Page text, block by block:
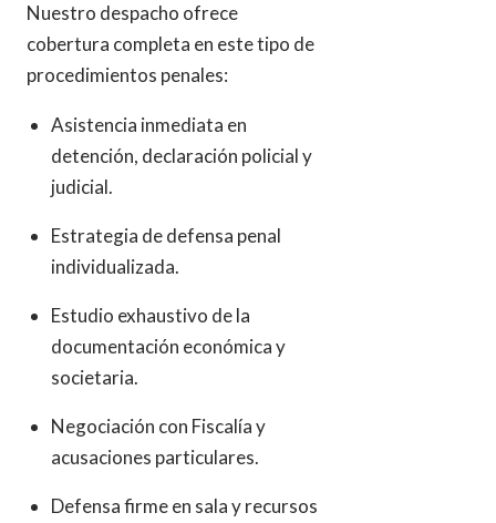
Nuestro despacho ofrece
cobertura completa en este tipo de
procedimientos penales:
Asistencia inmediata en
detención, declaración policial y
judicial.
Estrategia de defensa penal
individualizada.
Estudio exhaustivo de la
documentación económica y
societaria.
Negociación con Fiscalía y
acusaciones particulares.
Defensa firme en sala y recursos